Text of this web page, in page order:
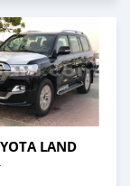
LAND